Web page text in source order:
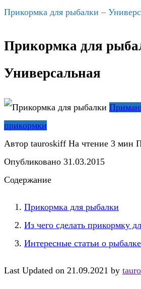
Прикормка для рыбалки –
Прикормка для
Универсальная
прикормки
Автор tauroskiff На чтение 3 мин
Опубликовано 31.03.2015
Содержание
Прикормка для рыбалки
Из чего сделать прикормку
Интересные статьи о
Last Updated on 21.09.2021 by